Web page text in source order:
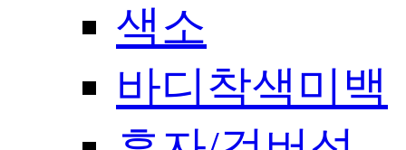
색소
바디착색미백